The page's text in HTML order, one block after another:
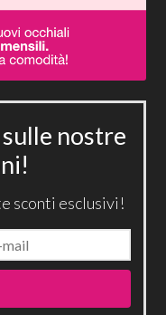
nostre
sconti esclusivi!